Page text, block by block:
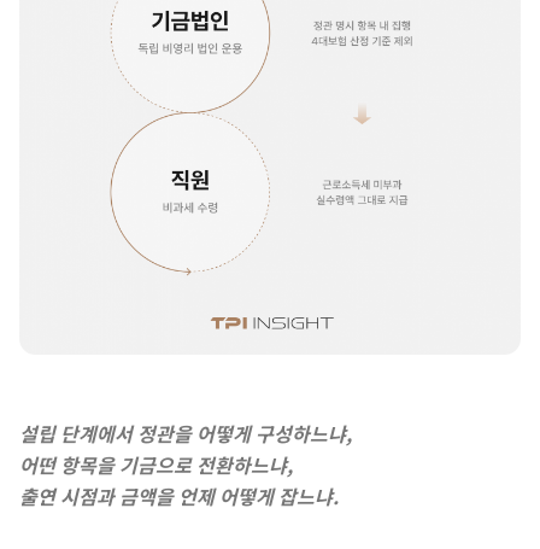
설립 단계에서 정관을 어떻게 구성하느냐,
어떤 항목을 기금으로 전환하느냐,
출연 시점과 금액을 언제 어떻게 잡느냐.